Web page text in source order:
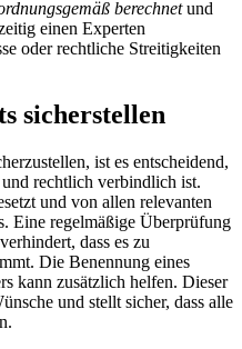
berechnetund
einen Experten
oder rechtliche Streitigkeiten
sicherstellen
ist es entscheidend,
rechtlich verbindlich ist.
und von allen relevanten
Eine regelmäßige Überprüfung
dass es zu
Die Benennung eines
kann zusätzlich helfen. Dieser
und stellt sicher, dass alle